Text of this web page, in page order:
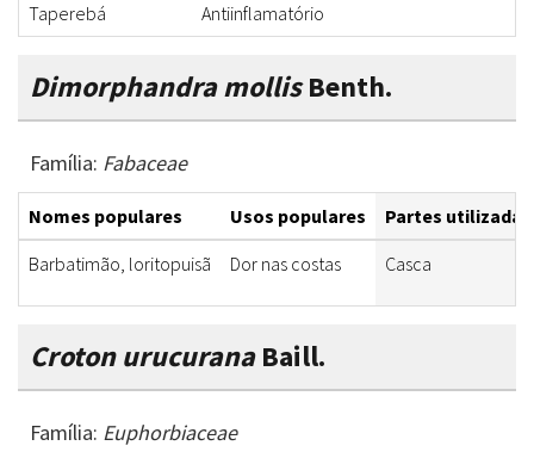
Taperebá
Antiinflamatório
Dimorphandra mollisBenth.
Família: Fabaceae
Nomes populares Usos populares
Partes utilizadas
Barbatimão, loritopuisã
Dor nas costas Casca
Croton urucuranaBaill.
Família: Euphorbiaceae